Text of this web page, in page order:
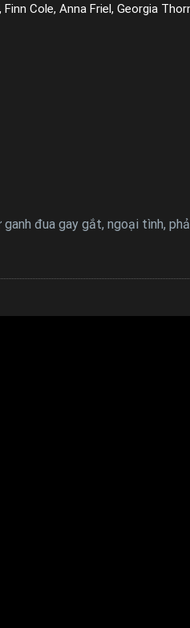
Cole, Anna Friel, Georgia
đua gay gắt, ngoại tình,